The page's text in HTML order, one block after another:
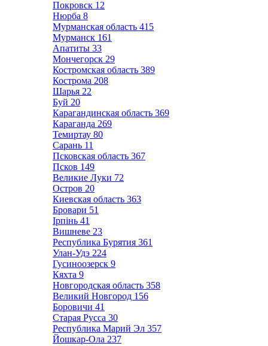
Покровск 12
Нюрба 8
Мурманская область 415
Мурманск 161
Апатиты 33
Мончегорск 29
Костромская область 389
Кострома 208
Шарья 22
Буй 20
Карагандинская область 369
Караганда 269
Темиртау 80
Сарань 11
Псковская область 367
Псков 149
Великие Луки 72
Остров 20
Киевская область 363
Бровари 51
Ірпінь 41
Вишневе 23
Республика Бурятия 361
Улан-Удэ 224
Гусиноозерск 9
Кяхта 9
Новгородская область 358
Великий Новгород 156
Боровичи 41
Старая Русса 30
Республика Марий Эл 357
Йошкар-Ола 237